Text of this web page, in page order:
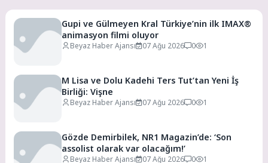
Gupi ve Gülmeyen Kral Türkiye’nin ilk IMAX®
animasyon filmi oluyor
Beyaz Haber Ajansı 07 Ağu 2026 0 1
M Lisa ve Dolu Kadehi Ters Tut’tan Yeni İş
Birliği: Vişne
Beyaz Haber Ajansı 07 Ağu 2026 0 1
Gözde Demirbilek, NR1 Magazin’de: ‘Son
assolist olarak var olacağım!’
Beyaz Haber Ajansı 07 Ağu 2026 0 1